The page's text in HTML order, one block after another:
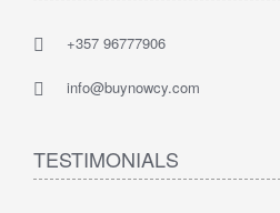
+357 96777906
info@buynowcy.com
TESTIMONIALS